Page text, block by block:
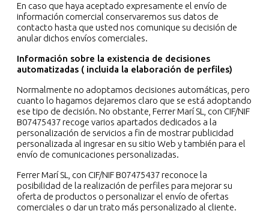
En caso que haya aceptado expresamente el envío de
información comercial conservaremos sus datos de
contacto hasta que usted nos comunique su decisión de
anular dichos envíos comerciales.
Información sobre la existencia de decisiones
automatizadas ( incluida la elaboración de perfiles)
Normalmente no adoptamos decisiones automáticas, pero
cuanto lo hagamos dejaremos claro que se está adoptando
ese tipo de decisión. No obstante, Ferrer Marí SL, con CIF/NIF
B07475437 recoge varios apartados dedicados a la
personalización de servicios a fin de mostrar publicidad
personalizada al ingresar en su sitio Web y también para el
envío de comunicaciones personalizadas.
Ferrer Marí SL, con CIF/NIF B07475437 reconoce la
posibilidad de la realización de perfiles para mejorar su
oferta de productos o personalizar el envío de ofertas
comerciales o dar un trato más personalizado al cliente.